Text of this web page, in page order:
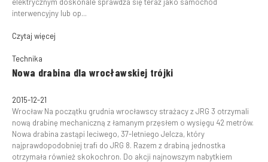
interwencyjny lub op...
Czytaj więcej
Technika
Nowa drabina dla wrocławskiej trójki
2015-12-21
Wrocław Na początku grudnia wrocławscy strażacy z JRG 3 otrzymali
nową drabinę mechaniczną z łamanym przęsłem o wysięgu 42 metrów.
Nowa drabina zastąpi leciwego, 37-letniego Jelcza, który
najprawdopodobniej trafi do JRG 8. Razem z drabiną jednostka
otrzymała również skokochron. Do akcji najnowszym nabytkiem